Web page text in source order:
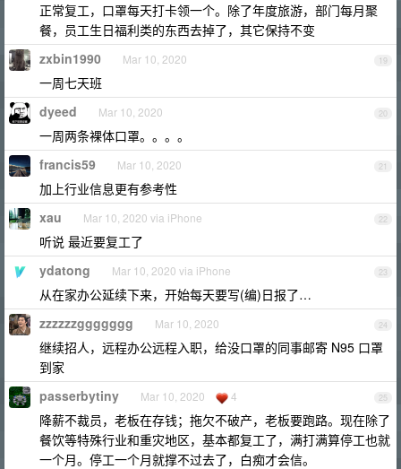
正常复工，口罩每天打卡领一个。除了年度旅游，部门每月聚
餐，员工生日福利类的东西去掉了，其它保持不变
19
zxbin1990 Mar 10, 2020
一周七天班
20
dyeed Mar 10, 2020
一周两条裸体口罩。。。。
21
francis59 Mar 10, 2020
加上行业信息更有参考性
22
xau Mar 10, 2020 via iPhone
听说 最近要复工了
23
ydatong Mar 10, 2020 via iPhone
从在家办公延续下来，开始每天要写(编)日报了…
24
zzzzzzggggggg Mar 10, 2020
继续招人，远程办公远程入职，给没口罩的同事邮寄 N95 口罩
到家
25
passerbytiny Mar 10, 2020 4
降薪不裁员，老板在存钱；拖欠不破产，老板要跑路。现在除了
餐饮等特殊行业和重灾地区，基本都复工了，满打满算停工也就
一个月。停工一个月就撑不过去了，白痴才会信。